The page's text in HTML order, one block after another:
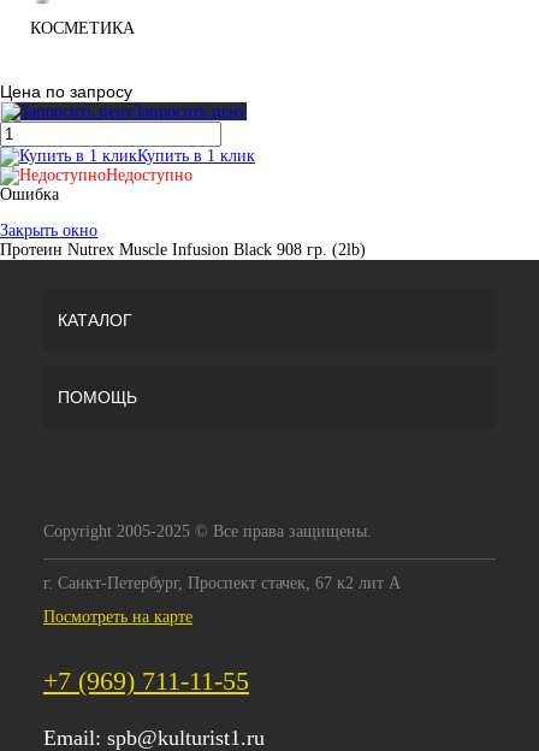
КОСМЕТИКА
Цена по запросу
Запросить цену
Купить в 1 клик
Недоступно
Ошибка
Закрыть окно
Протеин Nutrex Muscle Infusion Black 908 гр. (2lb)
КАТАЛОГ
ПОМОЩЬ
Copyright 2005-2025 © Все права защищены.
г. Санкт-Петербург, Проспект стачек, 67 к2 лит А
Посмотреть на карте
+7 (969) 711-11-55
Email: spb@kulturist1.ru